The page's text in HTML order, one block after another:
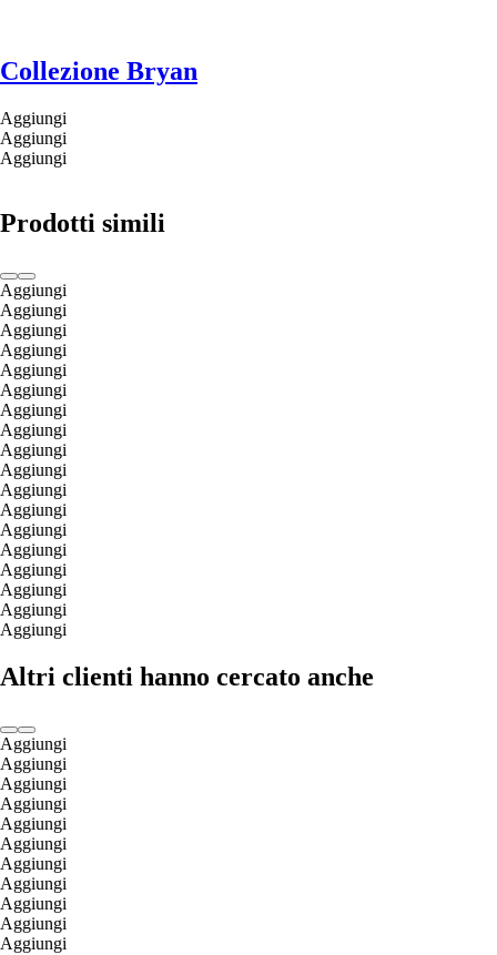
Collezione Bryan
Aggiungi
Aggiungi
Aggiungi
Prodotti simili
Aggiungi
Aggiungi
Aggiungi
Aggiungi
Aggiungi
Aggiungi
Aggiungi
Aggiungi
Aggiungi
Aggiungi
Aggiungi
Aggiungi
Aggiungi
Aggiungi
Aggiungi
Aggiungi
Aggiungi
Aggiungi
Altri clienti hanno cercato anche
Aggiungi
Aggiungi
Aggiungi
Aggiungi
Aggiungi
Aggiungi
Aggiungi
Aggiungi
Aggiungi
Aggiungi
Aggiungi